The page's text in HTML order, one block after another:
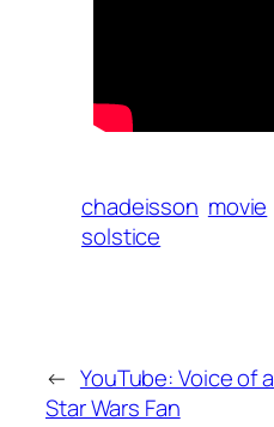
chadeisson movie
solstice
← YouTube: Voice of a
Star Wars Fan